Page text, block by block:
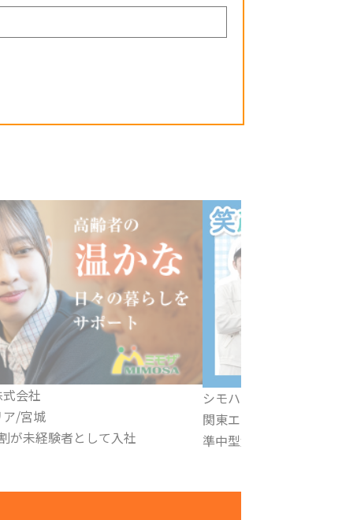
流 株式会社
／中国エリア／その他
取得費用全額補助
株式会社 AOS
関西エリア
総合警備保障事業